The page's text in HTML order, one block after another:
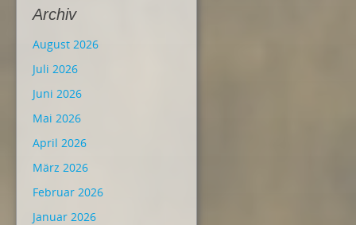
Archiv
August 2026
Juli 2026
Juni 2026
Mai 2026
April 2026
März 2026
Februar 2026
Januar 2026